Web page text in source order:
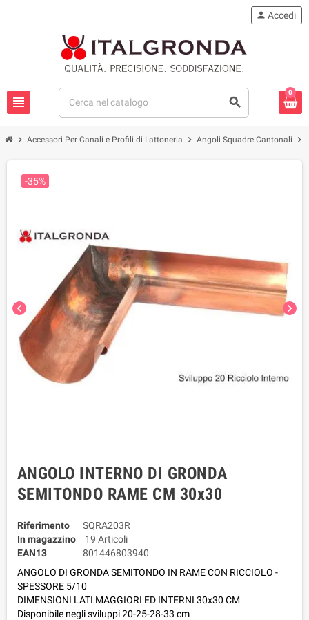
view_headline search
person Accedi
0
chevron_right Accessori Per Canali e Profili di Lattoneria chevron_right Angoli Squadre Cantonali chevron_right
chevron_left chevron_right
-35%
ANGOLO INTERNO DI GRONDA
SEMITONDO RAME CM 30x30
Riferimento
SQRA203R
In magazzino
19 Articoli
EAN13
801446803940
ANGOLO DI GRONDA SEMITONDO IN RAME CON RICCIOLO -
SPESSORE 5/10
DIMENSIONI LATI MAGGIORI ED INTERNI 30x30 CM
Disponibile negli sviluppi 20-25-28-33 cm